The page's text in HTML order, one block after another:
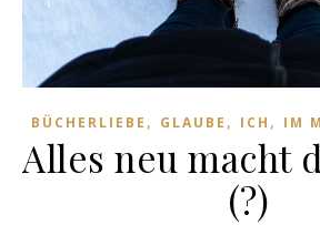
BÜCHERLIEBE , GLAUBE , ICH , IM
Alles neu macht
(?)